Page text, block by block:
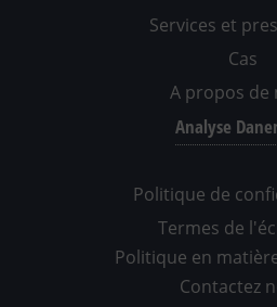
Services et
Cas
A propos de
Analyse
Politique de
Termes de
Politique en
Contactez